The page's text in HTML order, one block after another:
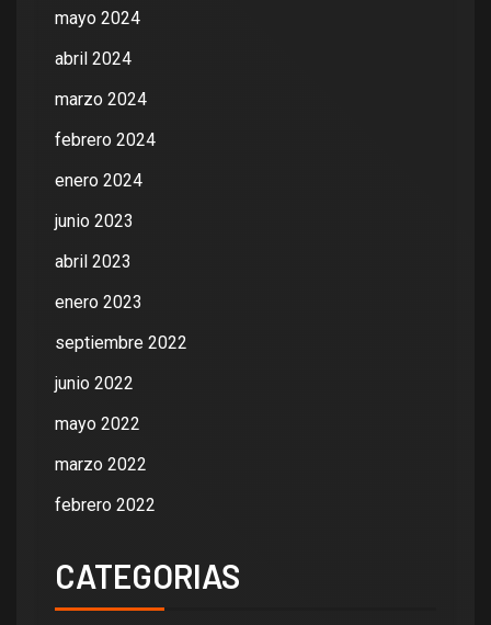
mayo 2024
abril 2024
marzo 2024
febrero 2024
enero 2024
junio 2023
abril 2023
enero 2023
septiembre 2022
junio 2022
mayo 2022
marzo 2022
febrero 2022
CATEGORIAS